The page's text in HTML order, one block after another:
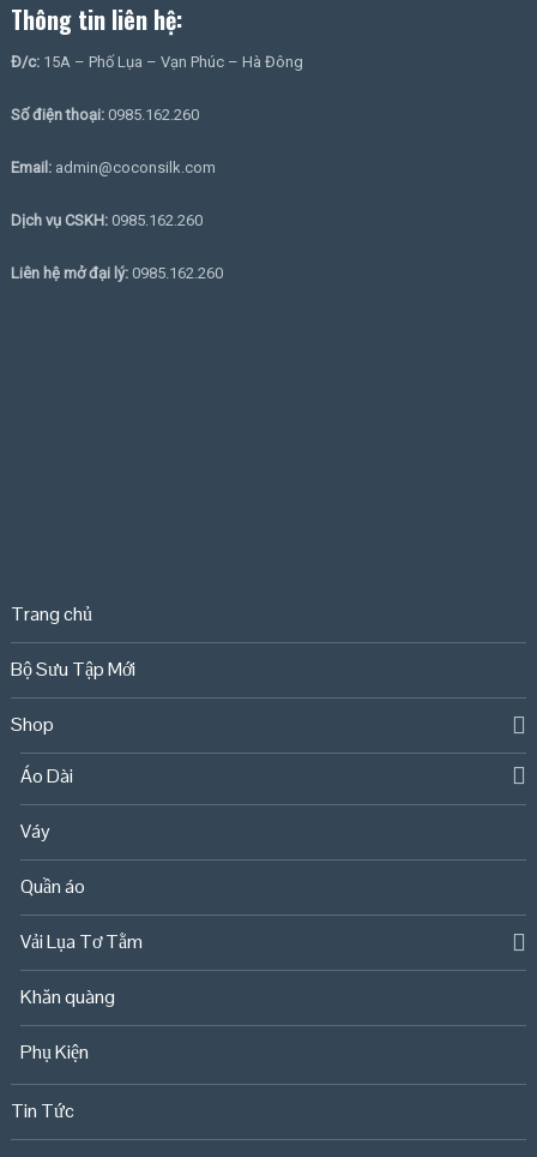
Thông tin liên hệ:
Đ/c:15A – Phố Lụa – Vạn Phúc – Hà Đông
Số điện thoại:0985.162.260
Email:admin@coconsilk.com
Dịch vụ CSKH:0985.162.260
Liên hệ mở đại lý: 0985.162.260
Trang chủ
Bộ Sưu Tập Mới
Shop
Áo Dài
Váy
Quần áo
Vải Lụa Tơ Tằm
Khăn quàng
Phụ Kiện
Tin Tức